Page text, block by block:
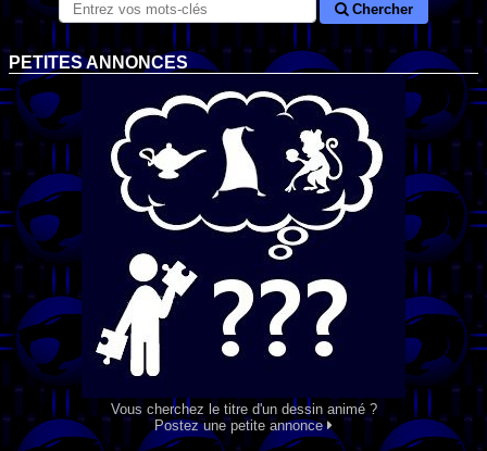
Chercher
PETITES ANNONCES
Vous cherchez le titre d'un dessin animé ?
Postez une petite annonce